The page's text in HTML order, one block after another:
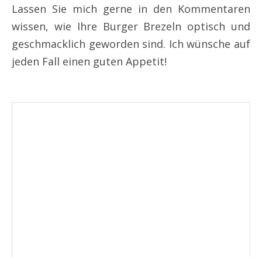
Lassen Sie mich gerne in den Kommentaren
wissen, wie Ihre Burger Brezeln optisch und
geschmacklich geworden sind. Ich wünsche auf
jeden Fall einen guten Appetit!